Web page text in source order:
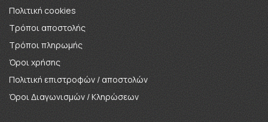
Πολιτική cookies
Τρόποι αποστολής
Τρόποι πληρωμής
Όροι χρήσης
Πολιτική επιστροφών / αποστολών
Όροι Διαγωνισμών / Κληρώσεων